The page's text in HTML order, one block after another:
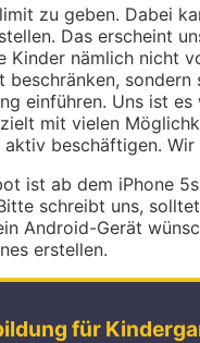
zu geben. Dabei
Das erscheint
Kinder nämlich nicht
beschränken, sondern
einführen. Uns ist
mit vielen
aktiv beschäftigen. Wir
ist ab dem iPhone
schreibt uns,
Android-Gerät
erstellen.
für